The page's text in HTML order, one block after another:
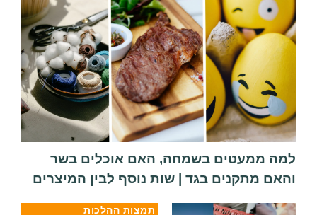
למה ממעטים בשמחה, האם אוכלים בשר
והאם מתקנים בגד | שות נוסף לבין המיצרים
תמצות ההלכות